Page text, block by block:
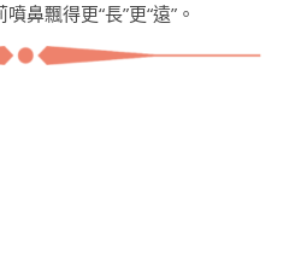
鼻飄得更“長”更“遠”。